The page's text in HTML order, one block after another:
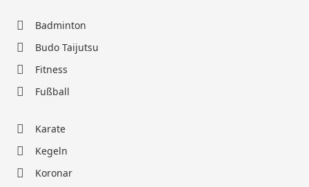
Badminton
Budo Taijutsu
Fitness
Fußball
Karate
Kegeln
Koronar